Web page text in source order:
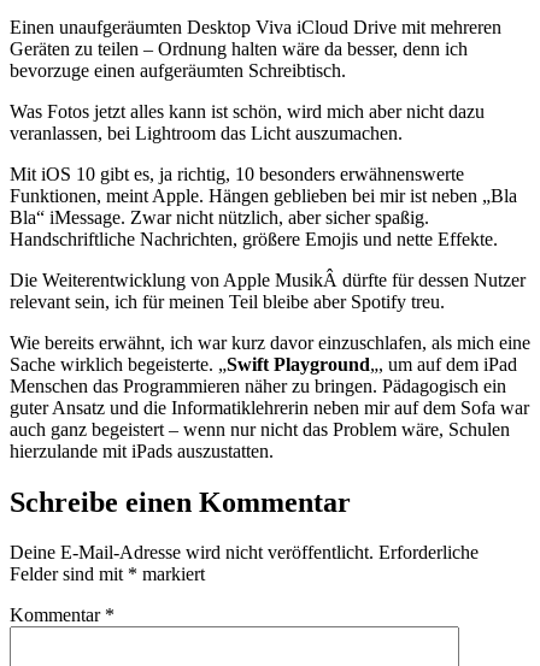
Einen unaufgeräumten Desktop Viva iCloud Drive mit mehreren
Geräten zu teilen – Ordnung halten wäre da besser, denn ich
bevorzuge einen aufgeräumten Schreibtisch.
Was Fotos jetzt alles kann ist schön, wird mich aber nicht dazu
veranlassen, bei Lightroom das Licht auszumachen.
Mit iOS 10 gibt es, ja richtig, 10 besonders erwähnenswerte
Funktionen, meint Apple. Hängen geblieben bei mir ist neben „Bla
Bla“ iMessage. Zwar nicht nützlich, aber sicher spaßig.
Handschriftliche Nachrichten, größere Emojis und nette Effekte.
Die Weiterentwicklung von Apple MusikÂ dürfte für dessen Nutzer
relevant sein, ich für meinen Teil bleibe aber Spotify treu.
Wie bereits erwähnt, ich war kurz davor einzuschlafen, als mich eine
Sache wirklich begeisterte. „Swift Playground„, um auf dem iPad
Menschen das Programmieren näher zu bringen. Pädagogisch ein
guter Ansatz und die Informatiklehrerin neben mir auf dem Sofa war
auch ganz begeistert – wenn nur nicht das Problem wäre, Schulen
hierzulande mit iPads auszustatten.
Schreibe einen Kommentar
Deine E-Mail-Adresse wird nicht veröffentlicht. Erforderliche
Felder sind mit * markiert
Kommentar *